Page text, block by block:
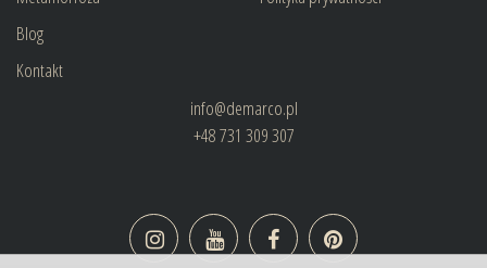
Blog
Kontakt
info@demarco.pl
+48 731 309 307